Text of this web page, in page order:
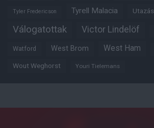
Tyler Fredericson Tyrell Malacia Utazás
Válogatottak Victor Lindelöf
Watford West Brom West Ham
Wout Weghorst Youri Tielemans